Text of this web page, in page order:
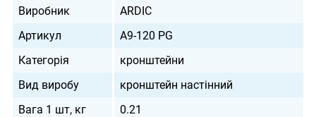
Виробник
ARDIC
Артикул
A9-120 PG
Категорія
кронштейни
Вид виробу
кронштейн настінний
Вага 1 шт, кг
0.21